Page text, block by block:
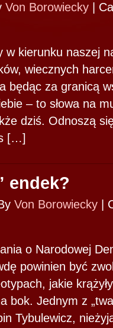
Von Borowiecky
w kierunku naszej
wiecznych
będąc za granicą
– to słowa na
dziś. Odnoszą
[…]
endek?
Von Borowiecky
o Narodowej
powinien być
jakie
bok. Jednym z
Tybulewicz,